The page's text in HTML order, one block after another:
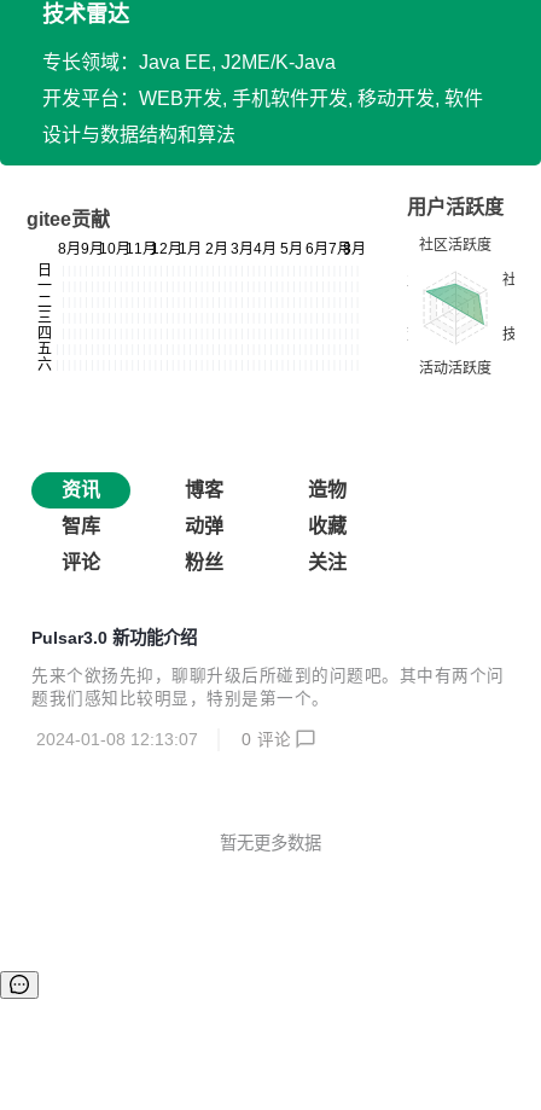
技术雷达
专长领域：Java EE, J2ME/K-Java
开发平台：WEB开发, 手机软件开发, 移动开发, 软件
设计与数据结构和算法
gitee贡献
用户活跃度
资讯 博客
造物
智库
动弹
收藏
评论
粉丝 关注
Pulsar3.0 新功能介绍
先来个欲扬先抑，聊聊升级后所碰到的问题吧。其中有两个问
题我们感知比较明显，特别是第一个。
2024-01-08 12:13:07 0 评论
暂无更多数据